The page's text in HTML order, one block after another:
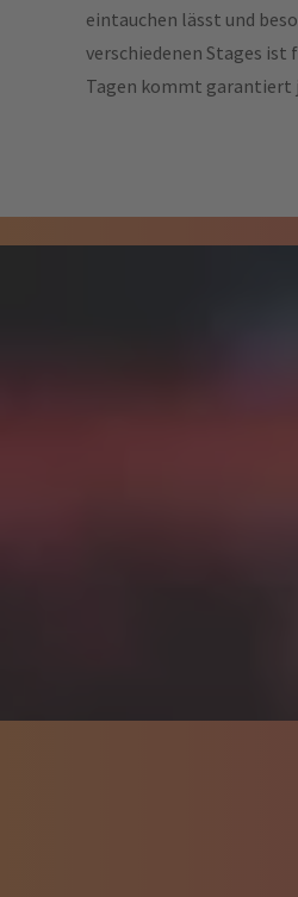
eintauchen lässt und
verschiedenen Stages ist
Tagen kommt garantiert